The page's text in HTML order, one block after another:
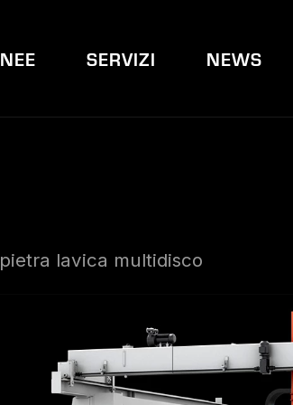
SERVIZI NEWS
lavica multidisco